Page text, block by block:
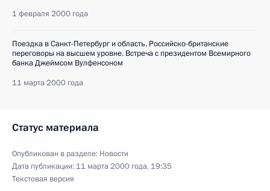
1 февраля 2000 года
Поездка в Санкт-Петербург и область. Российско-британские
переговоры на высшем уровне. Встреча с президентом Всемирного
банка Джеймсом Вулфенсоном
11 марта 2000 года
Статус материала
Опубликован в разделе: Новости
Дата публикации: 11 марта 2000 года, 19:35
Текстовая версия